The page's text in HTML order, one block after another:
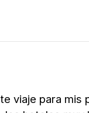
viaje para mis